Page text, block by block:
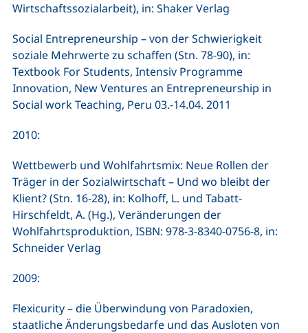
Wirtschaftssozialarbeit), in: Shaker Verlag
Social Entrepreneurship – von der Schwierigkeit
soziale Mehrwerte zu schaffen (Stn. 78-90), in:
Textbook For Students, Intensiv Programme
Innovation, New Ventures an Entrepreneurship in
Social work Teaching, Peru 03.-14.04. 2011
2010:
Wettbewerb und Wohlfahrtsmix: Neue Rollen der
Träger in der Sozialwirtschaft – Und wo bleibt der
Klient? (Stn. 16-28), in: Kolhoff, L. und Tabatt-
Hirschfeldt, A. (Hg.), Veränderungen der
Wohlfahrtsproduktion, ISBN: 978-3-8340-0756-8, in:
Schneider Verlag
2009:
Flexicurity – die Überwindung von Paradoxien,
staatliche Änderungsbedarfe und das Ausloten von